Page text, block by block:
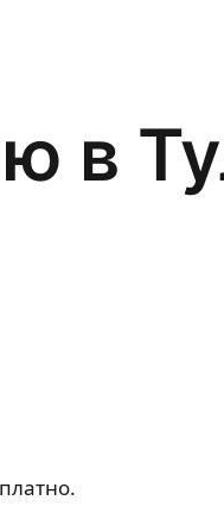
в